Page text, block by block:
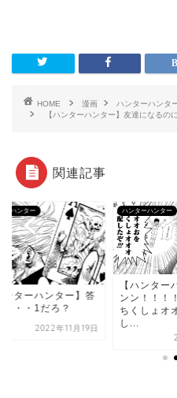
HOME 漫画
ハンターハンタ
【ハンターハンター】友達になるの
関連記事
ーハンター
ンターハンター】答
・・・1だろ？
2022年11月19日
ハンターハンター
【ハンター
ンン！！！
ちくしょオ
し...